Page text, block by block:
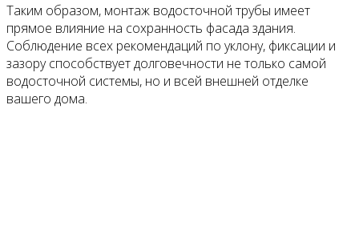
Таким образом, монтаж водосточной трубы имеет
прямое влияние на сохранность фасада здания.
Соблюдение всех рекомендаций по уклону, фиксации и
зазору способствует долговечности не только самой
водосточной системы, но и всей внешней отделке
вашего дома.